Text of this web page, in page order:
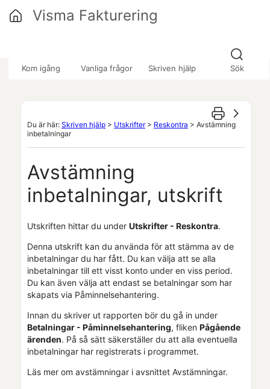
Kom igång Vanliga frågor Skriven hjälp Sök
Visma Fakturering
Du är här: Skriven hjälp > Utskrifter> Reskontra > Avstämning
inbetalningar
Avstämning
inbetalningar, utskrift
Utskriften hittar du under Utskrifter - Reskontra.
Denna utskrift kan du använda för att stämma av de
inbetalningar du har fått. Du kan välja att se alla
inbetalningar till ett visst konto under en viss period.
Du kan även välja att endast se betalningar som har
skapats via Påminnelsehantering.
Innan du skriver ut rapporten bör du gå in under
Betalningar - Påminnelsehantering, fliken Pågående
ärenden. På så sätt säkerställer du att alla eventuella
inbetalningar har registrerats i programmet.
Läs mer om avstämningar i avsnittet Avstämningar.